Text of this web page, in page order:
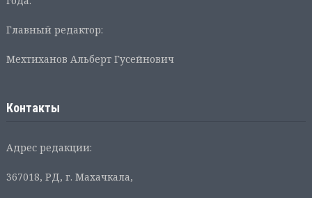
Главный редактор:
Мехтиханов Альберт Гусейнович
Контакты
Адрес редакции:
367018, РД, г. Махачкала,